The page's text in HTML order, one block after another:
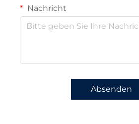
Nachricht
Absenden